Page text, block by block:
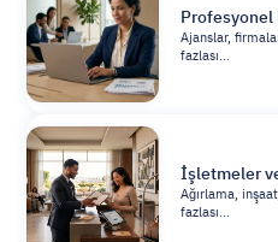
Ajanslar,
fazlası…
İşletmeler
Ağırlama,
fazlası…